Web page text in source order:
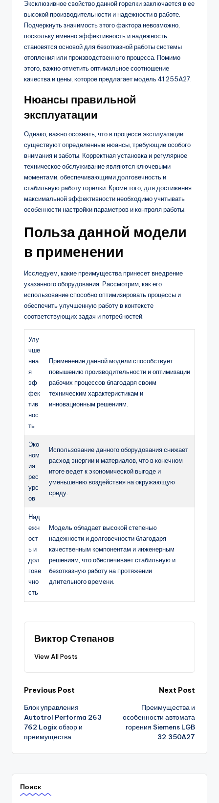
Эксклюзивное свойство данной горелки заключается в ее
высокой производительности и надежности в работе.
Подчеркнуть значимость этого фактора невозможно,
поскольку именно эффективность и надежность
становятся основой для безотказной работы системы
отопления или производственного процесса. Помимо
этого, важно отметить оптимальное соотношение
качества и цены, которое предлагает модель 41.255A27.
Нюансы правильной
эксплуатации
Однако, важно осознать, что в процессе эксплуатации
существуют определенные нюансы, требующие особого
внимания и заботы. Корректная установка и регулярное
техническое обслуживание являются ключевыми
моментами, обеспечивающими долговечность и
стабильную работу горелки. Кроме того, для достижения
максимальной эффективности необходимо учитывать
особенности настройки параметров и контроля работы.
Польза данной модели
в применении
Исследуем, какие преимущества принесет внедрение
указанного оборудования. Рассмотрим, как его
использование способно оптимизировать процессы и
обеспечить улучшенную работу в контексте
соответствующих задач и потребностей.
Улу
чше
нна
я
эф
фек
тив
нос
ть
Применение данной модели способствует
повышению производительности и оптимизации
рабочих процессов благодаря своим
техническим характеристикам и
инновационным решениям.
Эко
ном
ия
рес
урс
ов
Использование данного оборудования снижает
расход энергии и материалов, что в конечном
итоге ведет к экономической выгоде и
уменьшению воздействия на окружающую
среду.
Над
ежн
ост
ь и
дол
гове
чно
сть
Модель обладает высокой степенью
надежности и долговечности благодаря
качественным компонентам и инженерным
решениям, что обеспечивает стабильную и
безотказную работу на протяжении
длительного времени.
Виктор Степанов
View All Posts
Post
navigation
Previous Post
Блок управления
Autotrol Performa 263
762 Logix обзор и
преимущества
Next Post
Преимущества и
особенности автомата
горения Siemens LGB
32.350A27
Поиск